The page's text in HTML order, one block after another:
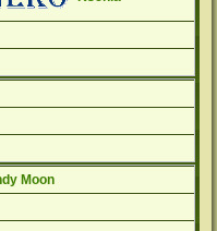
Moon